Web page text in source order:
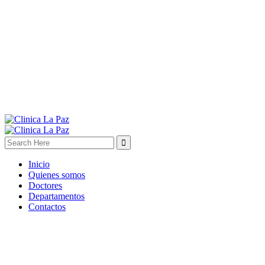
Inicio
Quienes somos
Doctores
Departamentos
Contactos